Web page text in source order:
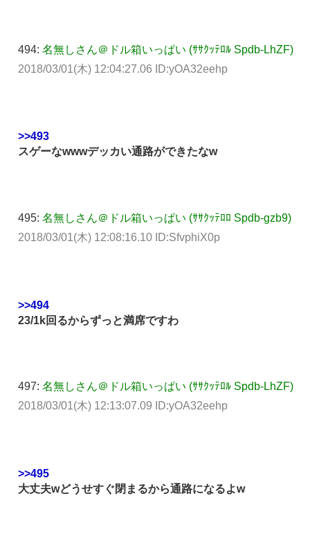
494: 名無しさん＠ドル箱いっぱい (ｻｻｸｯﾃﾛﾙ Spdb-LhZF)
2018/03/01(木) 12:04:27.06 ID:yOA32eehp
>>493
スゲーなwwwデッカい通路ができたなw
495: 名無しさん＠ドル箱いっぱい (ｻｻｸｯﾃﾛﾛ Spdb-gzb9)
2018/03/01(木) 12:08:16.10 ID:SfvphiX0p
>>494
23/1k回るからずっと満席ですわ
497: 名無しさん＠ドル箱いっぱい (ｻｻｸｯﾃﾛﾙ Spdb-LhZF)
2018/03/01(木) 12:13:07.09 ID:yOA32eehp
>>495
大丈夫wどうせすぐ閉まるから通路になるよw